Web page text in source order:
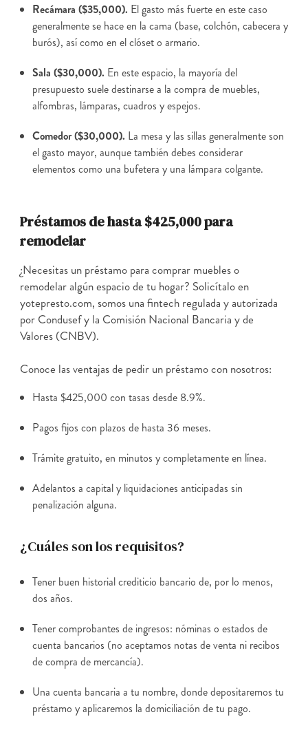
Recámara ($35,000). El gasto más fuerte en este caso
generalmente se hace en la cama (base, colchón, cabecera y
burós), así como en el clóset o armario.
Sala ($30,000). En este espacio, la mayoría del
presupuesto suele destinarse a la compra de muebles,
alfombras, lámparas, cuadros y espejos.
Comedor ($30,000). La mesa y las sillas generalmente son
el gasto mayor, aunque también debes considerar
elementos como una bufetera y una lámpara colgante.
Préstamos de hasta $425,000 para
remodelar
¿Necesitas un préstamo para comprar muebles o
remodelar algún espacio de tu hogar? Solicítalo en
yotepresto.com, somos una fintech regulada y autorizada
por Condusef y la Comisión Nacional Bancaria y de
Valores (CNBV).
Conoce las ventajas de pedir un préstamo con nosotros:
Hasta $425,000 con tasas desde 8.9%.
Pagos fijos con plazos de hasta 36 meses.
Trámite gratuito, en minutos y completamente en línea.
Adelantos a capital y liquidaciones anticipadas sin
penalización alguna.
¿Cuáles son los requisitos?
Tener buen historial crediticio bancario de, por lo menos,
dos años.
Tener comprobantes de ingresos: nóminas o estados de
cuenta bancarios (no aceptamos notas de venta ni recibos
de compra de mercancía).
Una cuenta bancaria a tu nombre, donde depositaremos tu
préstamo y aplicaremos la domiciliación de tu pago.